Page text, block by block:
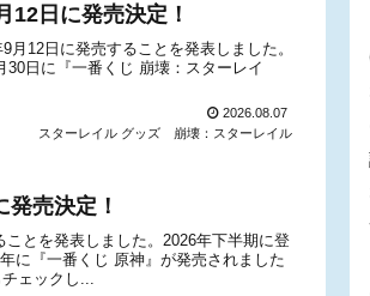
12日に発売決定！
12日に発売することを発表しました。
30日に『一番くじ 崩壊：スターレイ
2026.08.07
スターレイル グッズ
崩壊：スターレイル
売決定！
とを発表しました。2026年下半期に登
に『一番くじ 原神』が発売されました
ェックし...